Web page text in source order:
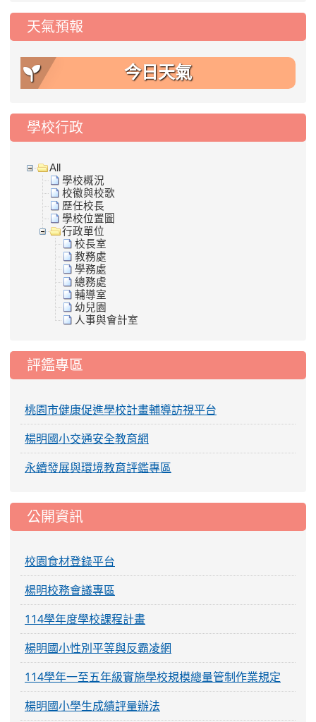
天氣預報
今日天氣
學校行政
All
學校概況
校徽與校歌
歷任校長
學校位置圖
行政單位
校長室
教務處
學務處
總務處
輔導室
幼兒園
人事與會計室
評鑑專區
桃園市健康促進學校計畫輔導訪視平台
楊明國小交通安全教育網
永續發展與環境教育評鑑專區
公開資訊
校園食材登錄平台
楊明校務會議專區
114學年度學校課程計畫
楊明國小性別平等與反霸凌網
114學年一至五年級實施學校規模總量管制作業規定
楊明國小學生成績評量辦法